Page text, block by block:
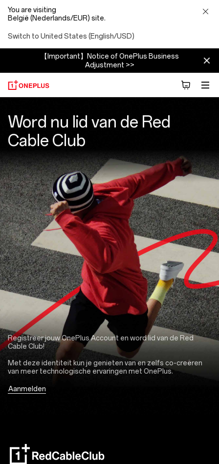
You are visiting
België (Nederlands/EUR) site.
Switch to United States (English/USD)
【Important】Notice of OnePlus Business
Adjustment >>
Red
Cable
Club
Word nu lid van de Red
Cable Club
Registreer jouw OnePlus Account en word lid van de Red
Cable Club!
Met deze identiteit kun je genieten van en zelfs co-creëren
van meer technologische ervaringen met OnePlus.
Aanmelden